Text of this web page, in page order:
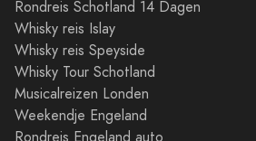
Rondreis Schotland 14 Dagen
Whisky reis Islay
Whisky reis Speyside
Whisky Tour Schotland
Musicalreizen Londen
Weekendje Engeland
Rondreis Engeland auto